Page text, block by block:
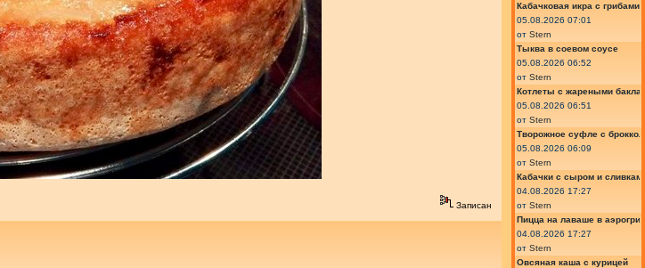
Записан
Кабачковая икра с грибами
05.08.2026 07:01
от Stern
Тыква в соевом соусе
05.08.2026 06:52
от Stern
Котлеты с жареными
05.08.2026 06:51
от Stern
Творожное суфле с
05.08.2026 06:09
от Stern
Кабачки с сыром и
04.08.2026 17:27
от Stern
Пицца на лаваше в
04.08.2026 17:27
от Stern
Овсяная каша с курицей